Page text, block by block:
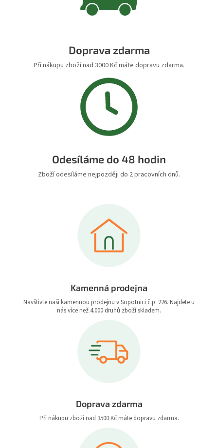
Doprava zdarma
Při nákupu zboží nad 3000 Kč máte dopravu zdarma.
Odesíláme do 48 hodin
Zboží odesíláme nejpozději do 2 pracovních dnů.
Kamenná prodejna
Navštivte naši kamennou prodejnu v Sopotnici č.p. 226. Najdete u
nás více než 4.000 druhů zboží skladem.
Doprava zdarma
Při nákupu zboží nad 3500 Kč máte dopravu zdarma.